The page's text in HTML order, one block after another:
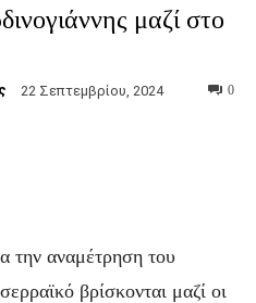
μαζί στο
22 Σεπτεμβρίου, 2024 0
την αναμέτρηση του
βρίσκονται μαζί οι